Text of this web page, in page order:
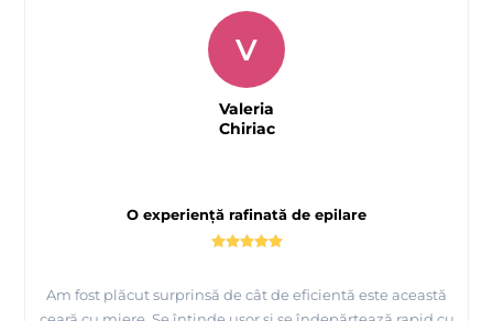
O experiență rafinată de epilare
Am fost plăcut surprinsă de cât de eficientă este această
V
Valeria
Chiriac